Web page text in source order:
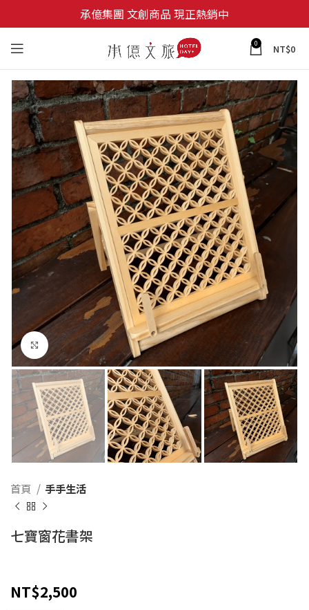
承億集團 文創商品 現正熱銷中
0 NT$0
Click to enlarge
首頁 手手生活
七寶窗花書架
NT$2,500